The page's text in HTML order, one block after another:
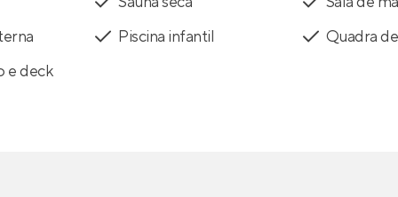
Piscina infantil
Quadra
e deck